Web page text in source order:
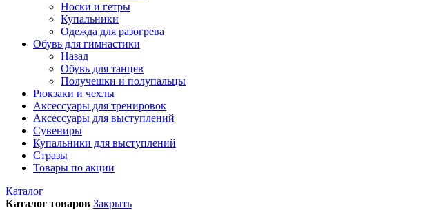
Носки и гетры
Купальники
Одежда для разогрева
Обувь для гимнастики
Назад
Обувь для танцев
Получешки и полупальцы
Рюкзаки и чехлы
Аксессуары для тренировок
Аксессуары для выступлений
Сувениры
Купальники для выступлений
Стразы
Товары по акции
Каталог
Каталог товаров Закрыть